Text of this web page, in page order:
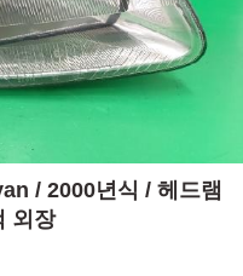
/ 2000년식 / 헤드램
외장